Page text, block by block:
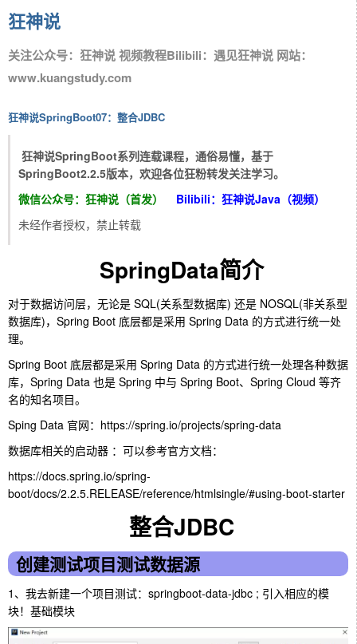
狂神说
关注公众号：狂神说 视频教程Bilibili：遇见狂神说 网站：
www.kuangstudy.com
狂神说SpringBoot07：整合JDBC
狂神说SpringBoot系列连载课程，通俗易懂，基于
SpringBoot2.2.5版本，欢迎各位狂粉转发关注学习。
微信公众号：狂神说（首发）
Bilibili：狂神说Java（视频）
未经作者授权，禁止转载
SpringData简介
对于数据访问层，无论是 SQL(关系型数据库) 还是 NOSQL(非关系型
数据库)，Spring Boot 底层都是采用 Spring Data 的方式进行统一处
理。
Spring Boot 底层都是采用 Spring Data 的方式进行统一处理各种数据
库，Spring Data 也是 Spring 中与 Spring Boot、Spring Cloud 等齐
名的知名项目。
Sping Data 官网： https://spring.io/projects/spring-data
数据库相关的启动器 ：可以参考官方文档：
https://docs.spring.io/spring-
boot/docs/2.2.5.RELEASE/reference/htmlsingle/#using-boot-starter
整合JDBC
创建测试项目测试数据源
1、我去新建一个项目测试：springboot-data-jdbc ; 引入相应的模
块！基础模块